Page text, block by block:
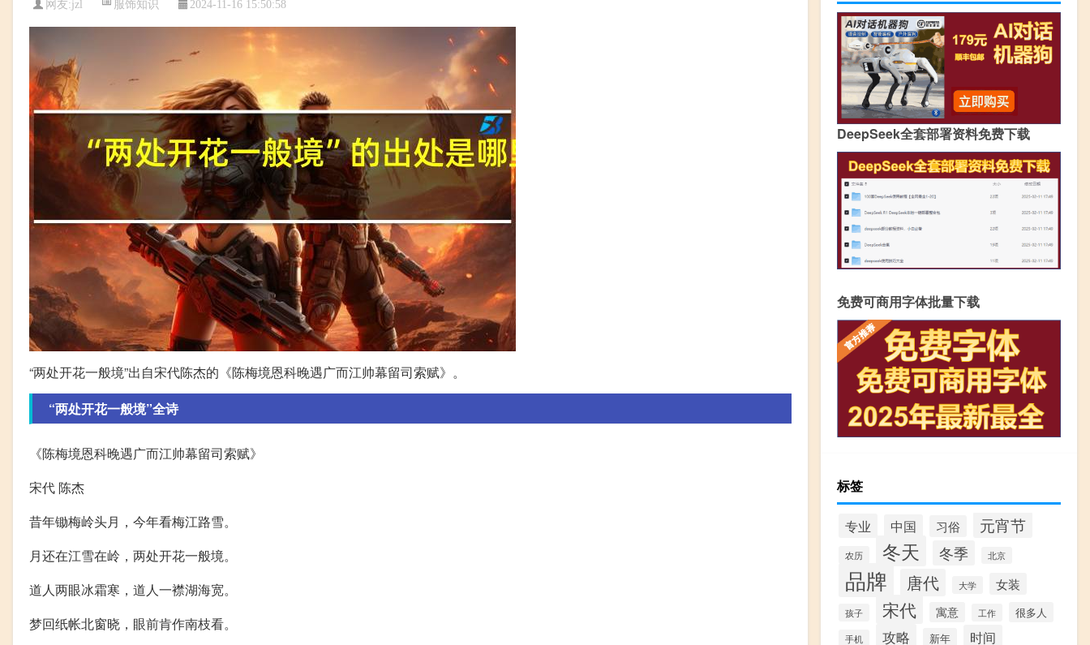
网友:jzl 2024-11-16 15:50:58
“两处开花一般境”出自宋代陈杰的《陈梅境恩科晚遇广而江帅幕留司索赋》。
“两处开花一般境”全诗
《陈梅境恩科晚遇广而江帅幕留司索赋》
宋代 陈杰
昔年锄梅岭头月，今年看梅江路雪。
月还在江雪在岭，两处开花一般境。
道人两眼冰霜寒，道人一襟湖海宽。
梦回纸帐北窗晓，眼前肯作南枝看。
DeepSeek全套部署资料免费下载
免费可商用字体批量下载
标签
专业 中国 习俗 元宵节
农历 冬天 冬季 北京
品牌 唐代 大学 女装
孩子 宋代 寓意 工作 很多人
手机 攻略 新年 时间